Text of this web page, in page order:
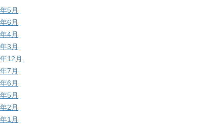
5月
6月
4月
3月
12月
7月
6月
5月
2月
1月